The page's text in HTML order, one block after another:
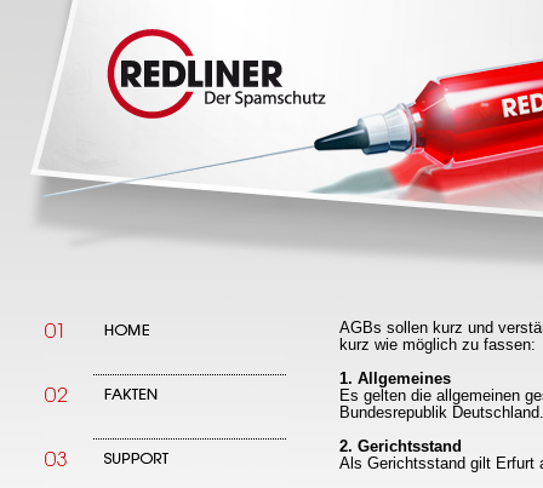
AGBs sollen kurz und
kurz wie möglich zu fassen:
1. Allgemeines
Es gelten die allgemeinen
Bundesrepublik Deutschland.
2. Gerichtsstand
Als Gerichtsstand gilt Erfurt